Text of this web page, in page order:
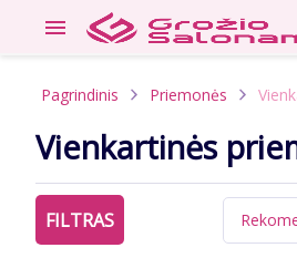

Pagrindinis Priemonės
Vienkartinės
FILTRAS